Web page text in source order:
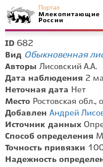
Портал
Млекопитающие
России
ID 682
Вид Обыкновенная
Авторы Лисовский А.А.
Дата наблюдения 2
Неточная дата Нет
Место Ростовская
Добавлен Андрей
Источник данных
Способ определения
Точность привязки
Надежность